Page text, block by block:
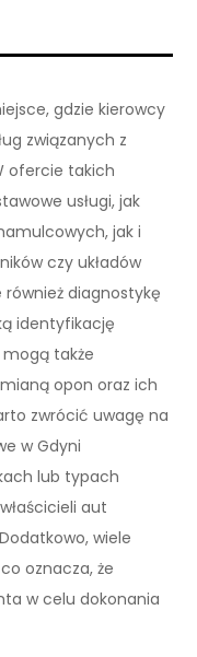
gdzie kierowcy
związanych z
ofercie takich
usługi, jak
jak i
czy układów
również diagnostykę
identyfikację
także
opon oraz ich
zwrócić uwagę na
w Gdyni
lub typach
aut
wiele
oznacza, że
w celu dokonania